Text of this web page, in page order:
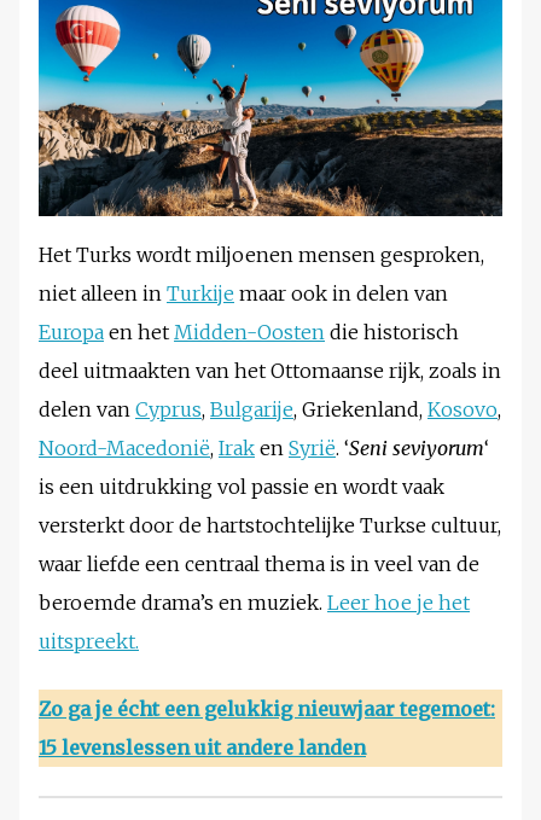
Het Turks wordt miljoenen mensen gesproken,
niet alleen in Turkije maar ook in delen van
Europa en het Midden-Oosten die historisch
deel uitmaakten van het Ottomaanse rijk, zoals in
delen van Cyprus, Bulgarije, Griekenland, Kosovo,
Noord-Macedonië, Irak en Syrië. ‘Seni seviyorum‘
is een uitdrukking vol passie en wordt vaak
versterkt door de hartstochtelijke Turkse cultuur,
waar liefde een centraal thema is in veel van de
beroemde drama’s en muziek. Leer hoe je het
uitspreekt.
Zo ga je écht een gelukkig nieuwjaar tegemoet:
15 levenslessen uit andere landen